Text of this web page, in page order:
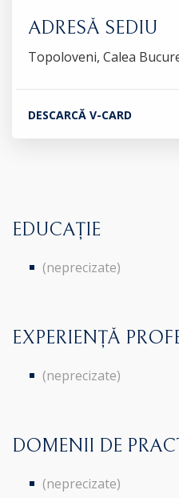
ADRESĂ SEDIU
Topoloveni, Calea
DESCARCĂ V-CARD
EDUCAȚIE
(neprecizate)
EXPERIENȚĂ
(neprecizate)
DOMENII DE
(neprecizate)